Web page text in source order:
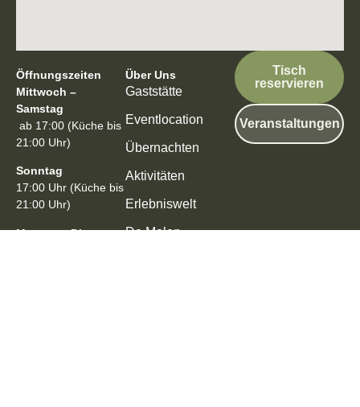
Öffnungszeiten
Mittwoch –
Samstag
ab 17:00 (Küche bis
21:00 Uhr)
Sonntag
17:00 Uhr (Küche bis
21:00 Uhr)
Montag – Dienstag
Über Uns
Gaststätte
Eventlocation
Übernachten
Aktivitäten
Erlebniswelt
De Molen
Tisch
reservieren
Veranstaltungen